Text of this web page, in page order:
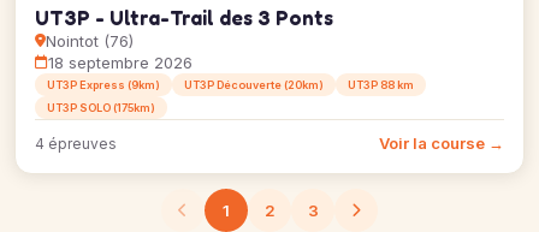
UT3P - Ultra-Trail des 3 Ponts
Nointot (76)
18 septembre 2026
UT3P Express (9km) UT3P Découverte (20km)
UT3P 88 km
UT3P SOLO (175km)
4 épreuves Voir la course →
1 2 3